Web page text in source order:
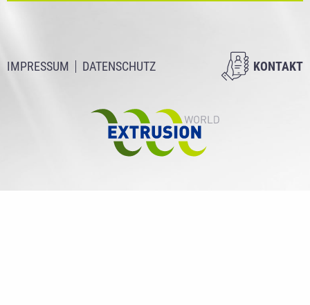
IMPRESSUM DATENSCHUTZ KONTAKT